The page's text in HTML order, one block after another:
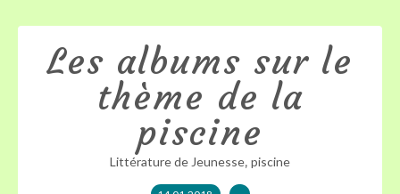
Les albums sur le
thème de la
piscine
Littérature de Jeunesse, piscine